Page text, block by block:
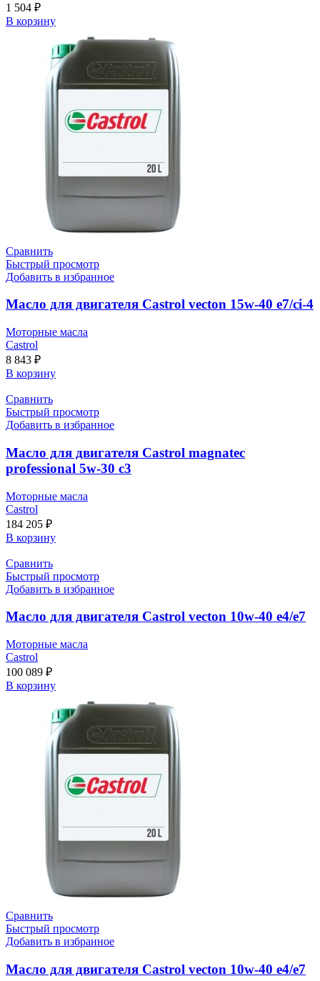
1 504 ₽
В корзину
Сравнить
Быстрый просмотр
Добавить в избранное
Масло для двигателя Castrol vecton 15w-40 e7/ci-4
Моторные масла
Castrol
8 843 ₽
В корзину
Сравнить
Быстрый просмотр
Добавить в избранное
Масло для двигателя Castrol magnatec
professional 5w-30 c3
Моторные масла
Castrol
184 205 ₽
В корзину
Сравнить
Быстрый просмотр
Добавить в избранное
Масло для двигателя Castrol vecton 10w-40 e4/e7
Моторные масла
Castrol
100 089 ₽
В корзину
Сравнить
Быстрый просмотр
Добавить в избранное
Масло для двигателя Castrol vecton 10w-40 e4/e7